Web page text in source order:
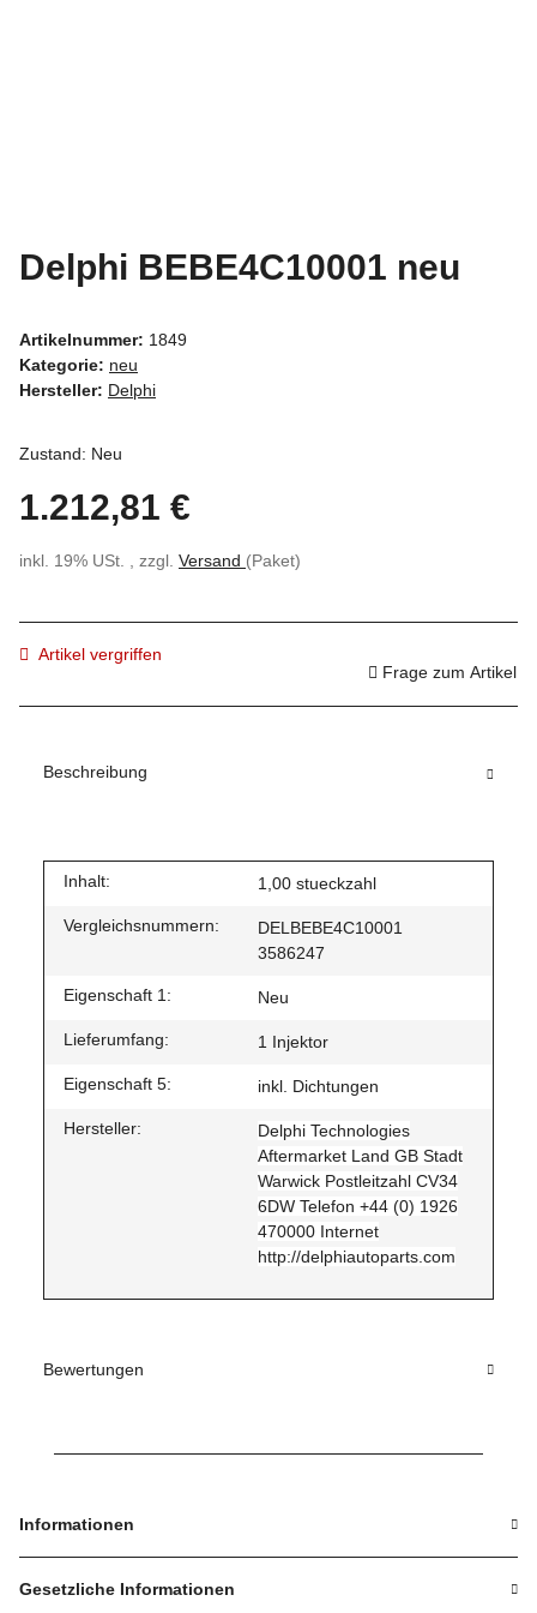
Delphi BEBE4C10001 neu
Artikelnummer: 1849
Kategorie: neu
Hersteller: Delphi
Zustand: Neu
1.212,81 €
inkl. 19% USt. , zzgl. Versand (Paket)
Artikel vergriffen
Frage zum Artikel
Beschreibung
Inhalt: 1,00 stueckzahl
Vergleichsnummern:
DELBEBE4C10001
3586247
Eigenschaft 1: Neu
Lieferumfang: 1 Injektor
Eigenschaft 5: inkl. Dichtungen
Hersteller:
Delphi Technologies
Aftermarket Land GB Stadt
Warwick Postleitzahl CV34
6DW Telefon +44 (0) 1926
470000 Internet
http://delphiautoparts.com
Bewertungen
Informationen
Gesetzliche Informationen